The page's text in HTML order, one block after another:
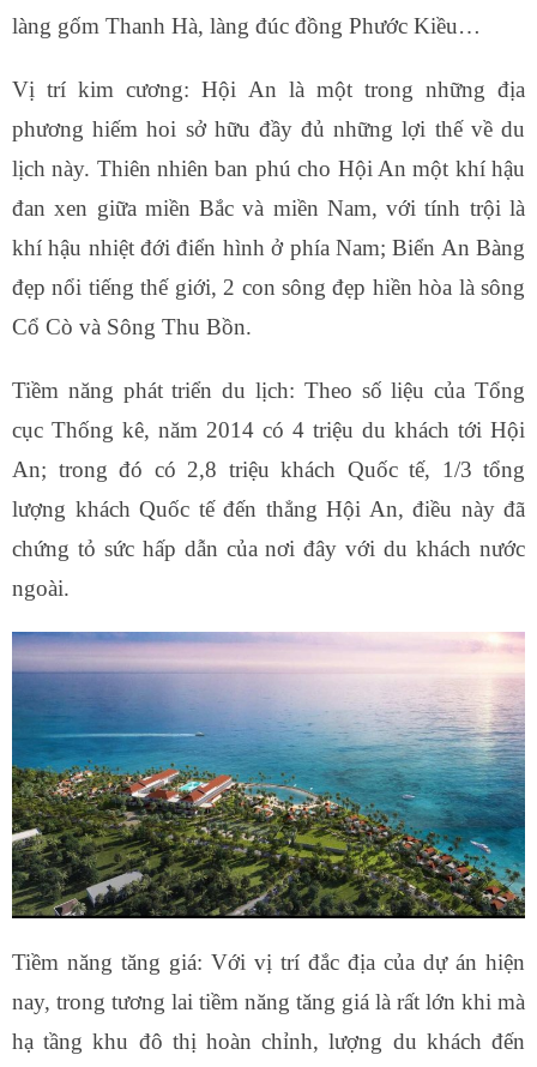
làng gốm Thanh Hà, làng đúc đồng Phước Kiều…
Vị trí kim cương: Hội An là một trong những địa
phương hiếm hoi sở hữu đầy đủ những lợi thế về du
lịch này. Thiên nhiên ban phú cho Hội An một khí hậu
đan xen giữa miền Bắc và miền Nam, với tính trội là
khí hậu nhiệt đới điển hình ở phía Nam; Biển An Bàng
đẹp nổi tiếng thế giới, 2 con sông đẹp hiền hòa là sông
Cổ Cò và Sông Thu Bồn.
Tiềm năng phát triển du lịch: Theo số liệu của Tổng
cục Thống kê, năm 2014 có 4 triệu du khách tới Hội
An; trong đó có 2,8 triệu khách Quốc tế, 1/3 tổng
lượng khách Quốc tế đến thẳng Hội An, điều này đã
chứng tỏ sức hấp dẫn của nơi đây với du khách nước
ngoài.
Tiềm năng tăng giá: Với vị trí đắc địa của dự án hiện
nay, trong tương lai tiềm năng tăng giá là rất lớn khi mà
hạ tầng khu đô thị hoàn chỉnh, lượng du khách đến